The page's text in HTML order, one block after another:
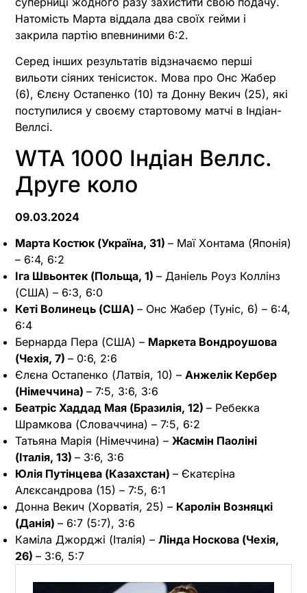
Натомість Марта віддала два своїх гейми і
закрила партію впевниними 6:2.
Серед інших результатів відзначаємо перші
вильоти сіяних тенісисток. Мова про Онс Жабер
(6), Єлєну Остапенко (10) та Донну Векич (25), які
поступилися у своєму стартовому матчі в Індіан-
Веллсі.
WTA 1000 Індіан Веллс.
Друге коло
09.03.2024
Марта Костюк (Україна, 31) – Маї Хонтама (Японія)
– 6:4, 6:2
Іга Швьонтек (Польща, 1) – Даніель Роуз Коллінз
(США) – 6:3, 6:0
Кеті Волинець (США) – Онс Жабер (Туніс, 6) – 6:4,
6:4
Бернарда Пера (США) – Маркета Вондроушова
(Чехія, 7) – 0:6, 2:6
Єлєна Остапенко (Латвія, 10) – Анжелік Кербер
(Німеччина) – 7:5, 3:6, 3:6
Беатріс Хаддад Мая (Бразилія, 12) – Ребекка
Шрамкова (Словаччина) – 7:5, 6:2
Татьяна Марія (Німеччина) – Жасмін Паоліні
(Італія, 13) – 3:6, 3:6
Юлія Путінцева (Казахстан) – Єкатєріна
Алєксандрова (15) – 7:5, 6:1
Донна Векич (Хорватія, 25) – Каролін Возняцкі
(Данія) – 6:7 (5:7), 3:6
Каміла Джорджі (Італія) – Лінда Носкова (Чехія,
26) – 3:6, 5:7